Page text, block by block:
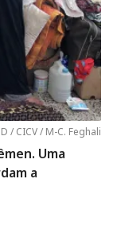
/ CICV / M-C. Feghali
Uma
a